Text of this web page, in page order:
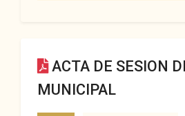
ACTA DE SESION
MUNICIPAL